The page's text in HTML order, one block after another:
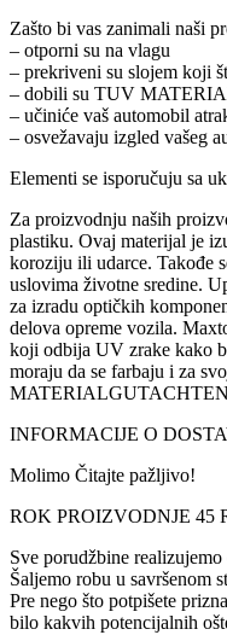
Zašto bi vas zanimali naši
– otporni su na vlagu
– prekriveni su slojem koji
– dobili su TUV
– učiniće vaš automobil
– osvežavaju izgled vašeg
Elementi se isporučuju sa
Za proizvodnju naših
plastiku. Ovaj materijal je
koroziju ili udarce. Takođe
uslovima životne sredine.
za izradu optičkih
delova opreme vozila.
koji odbija UV zrake kako
moraju da se farbaju i za
INFORMACIJE O
Molimo Čitajte pažljivo!
ROK PROIZVODNJE 45
Sve porudžbine
Šaljemo robu u savršenom
Pre nego što potpišete
bilo kakvih potencijalnih